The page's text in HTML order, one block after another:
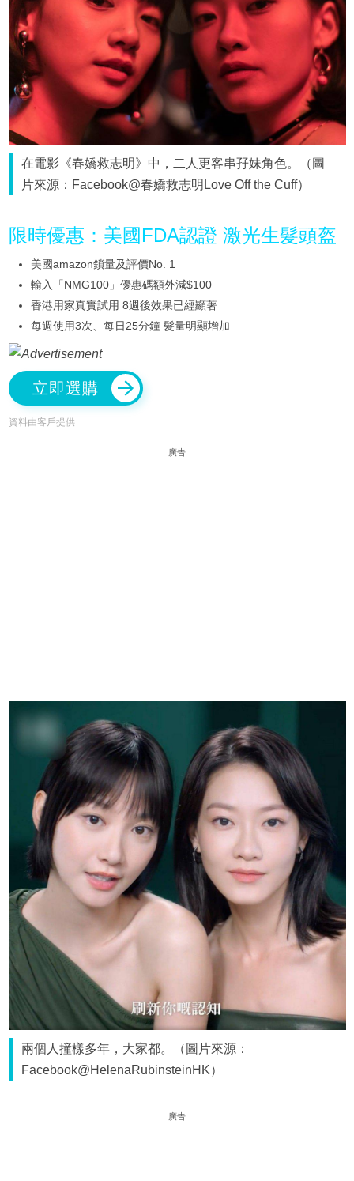
在電影《春嬌救志明》中，二人更客串孖妹角色。（圖
片來源：Facebook@春嬌救志明Love Off the Cuff）
限時優惠：美國FDA認證 激光生髮頭盔
美國amazon鎖量及評價No. 1
輸入「NMG100」優惠碼額外減$100
香港用家真實試用 8週後效果已經顯著
每週使用3次、每日25分鐘 髮量明顯增加
立即選購
資料由客戶提供
廣告
兩個人撞樣多年，大家都。（圖片來源：
Facebook@HelenaRubinsteinHK）
廣告